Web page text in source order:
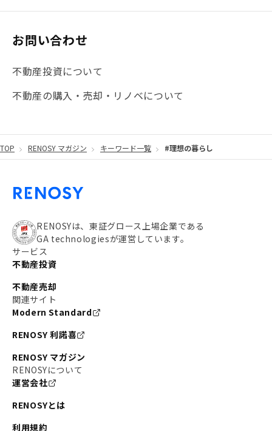
お問い合わせ
不動産投資について
不動産の購入・売却・リノベについて
TOP RENOSY マガジン キーワード一覧 #理想の暮らし
RENOSYは、東証グロース上場企業である
GA technologiesが運営しています。
サービス
不動産投資
不動産売却
関連サイト
Modern Standard
RENOSY 利諾喜
RENOSY マガジン
RENOSYについて
運営会社
RENOSYとは
利用規約